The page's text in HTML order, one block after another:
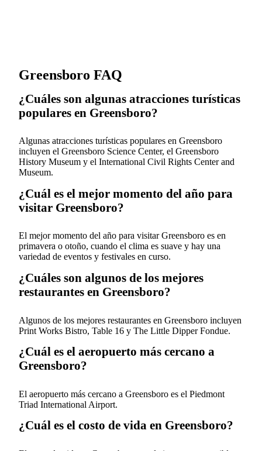
Greensboro FAQ
¿Cuáles son algunas atracciones turísticas
populares en Greensboro?
Algunas atracciones turísticas populares en Greensboro
incluyen el Greensboro Science Center, el Greensboro
History Museum y el International Civil Rights Center and
Museum.
¿Cuál es el mejor momento del año para
visitar Greensboro?
El mejor momento del año para visitar Greensboro es en
primavera o otoño, cuando el clima es suave y hay una
variedad de eventos y festivales en curso.
¿Cuáles son algunos de los mejores
restaurantes en Greensboro?
Algunos de los mejores restaurantes en Greensboro incluyen
Print Works Bistro, Table 16 y The Little Dipper Fondue.
¿Cuál es el aeropuerto más cercano a
Greensboro?
El aeropuerto más cercano a Greensboro es el Piedmont
Triad International Airport.
¿Cuál es el costo de vida en Greensboro?